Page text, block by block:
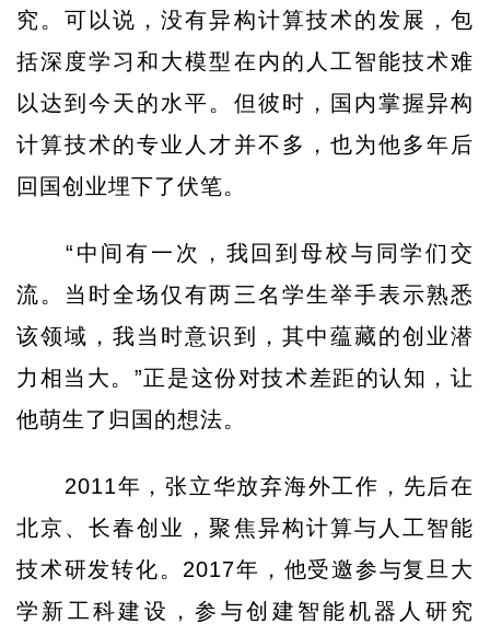
究。可以说，没有异构计算技术的发展，包
括深度学习和大模型在内的人工智能技术难
以达到今天的水平。但彼时，国内掌握异构
计算技术的专业人才并不多，也为他多年后
回国创业埋下了伏笔。
“中间有一次，我回到母校与同学们交
流。当时全场仅有两三名学生举手表示熟悉
该领域，我当时意识到，其中蕴藏的创业潜
力相当大。”正是这份对技术差距的认知，让
他萌生了归国的想法。
2011年，张立华放弃海外工作，先后在
北京、长春创业，聚焦异构计算与人工智能
技术研发转化。2017年，他受邀参与复旦大
学新工科建设，参与创建智能机器人研究